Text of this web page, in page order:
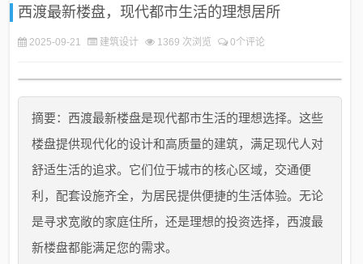
西渡最新楼盘，现代都市生活的理想居所
2025-09-21 建筑设计 1369 次浏览 0个评论
摘要：西渡最新楼盘是现代都市生活的理想选择。这些
楼盘提供现代化的设计和高质量的建筑，满足现代人对
舒适生活的追求。它们位于城市的核心区域，交通便
利，配套设施齐全，为居民提供便捷的生活体验。无论
是寻求宽敞的家庭住所，还是理想的投资选择，西渡最
新楼盘都能满足您的需求。